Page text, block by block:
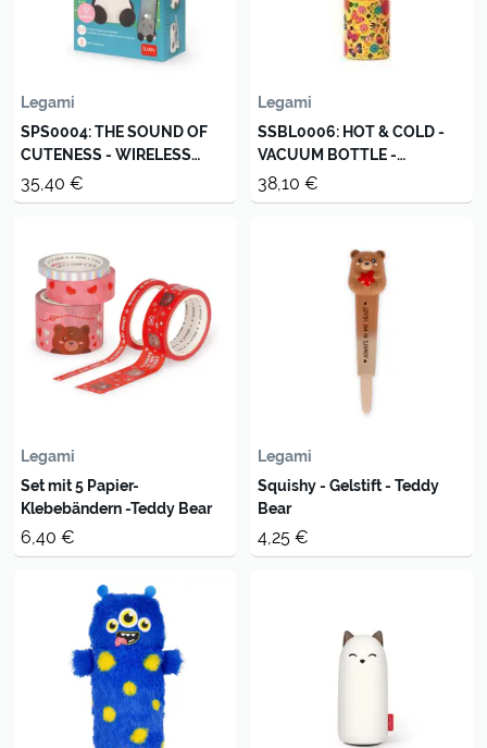
Legami
SPS0004: THE SOUND OF
CUTENESS - WIRELESS
SPEAKER WITH STAND -
PANDA
35,40 €
Legami
SSBL0006: HOT & COLD -
VACUUM BOTTLE -
BUTTERFLY - 800 ML
38,10 €
Legami
Set mit 5 Papier-
Klebebändern -Teddy Bear
6,40 €
Legami
Squishy - Gelstift - Teddy
Bear
4,25 €